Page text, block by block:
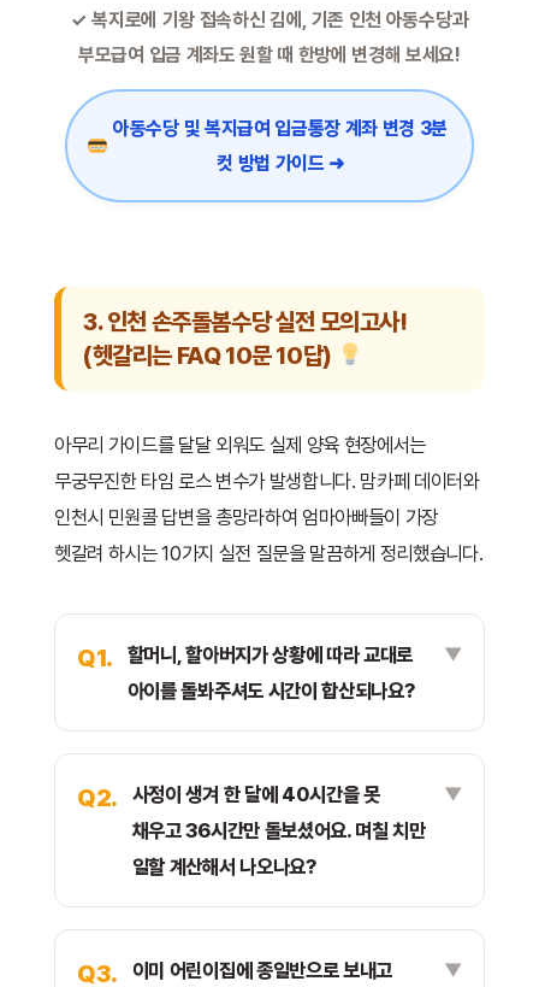
✓ 복지로에 기왕 접속하신 김에, 기존 인천 아동수당과
부모급여 입금 계좌도 원할 때 한방에 변경해 보세요!
아동수당 및 복지급여 입금통장 계좌 변경 3분
컷 방법 가이드 ➜
3. 인천 손주돌봄수당 실전 모의고사!
(헷갈리는 FAQ 10문 10답)
아무리 가이드를 달달 외워도 실제 양육 현장에서는
무궁무진한 타임 로스 변수가 발생합니다. 맘카페 데이터와
인천시 민원콜 답변을 총망라하여 엄마아빠들이 가장
헷갈려 하시는 10가지 실전 질문을 말끔하게 정리했습니다.
Q1.
할머니, 할아버지가 상황에 따라 교대로
아이를 돌봐주셔도 시간이 합산되나요?
Q2.
사정이 생겨 한 달에 40시간을 못
채우고 36시간만 돌보셨어요. 며칠 치만
일할 계산해서 나오나요?
Q3. 이미 어린이집에 종일반으로 보내고